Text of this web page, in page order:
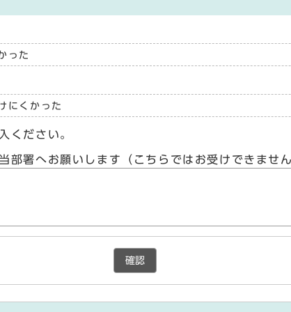
った
にくかった
ください。
部署へお願いします（こちらではお受けできませ
確認